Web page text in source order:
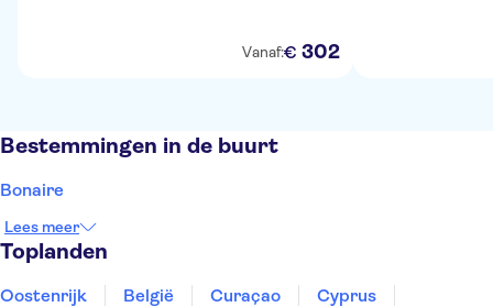
Vanaf:€ 302
Bestemmingen in de buurt
Bonaire
Lees meer
Toplanden
Oostenrijk België Curaçao
Cyprus